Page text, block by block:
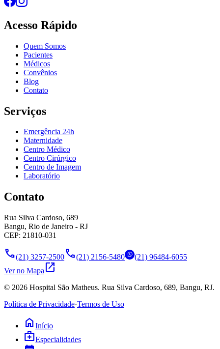
Acesso Rápido
Quem Somos
Pacientes
Médicos
Convênios
Blog
Contato
Serviços
Emergência 24h
Maternidade
Centro Médico
Centro Cirúrgico
Centro de Imagem
Laboratório
Contato
Rua Silva Cardoso, 689
Bangu, Rio de Janeiro - RJ
CEP: 21810-031
call(21) 3257-2500call(21) 2156-5480
(21) 96484-6055
Ver no Mapa open_in_new
© 2026 Hospital São Matheus. Rua Silva Cardoso, 689, Bangu, RJ.
Política de Privacidade·Termos de Uso
home Início
medical_servicesEspecialidades